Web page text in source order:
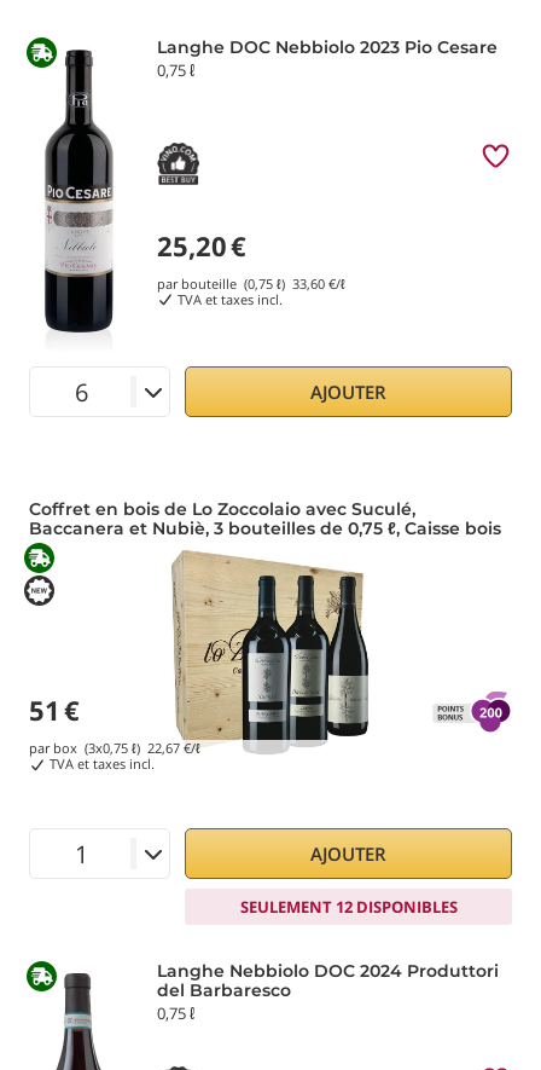
Langhe DOC Nebbiolo 2023 Pio Cesare
0,75 ℓ
25,20€
par bouteille (0,75 ℓ) 33,60 €/ℓ
TVA et taxes incl.
AJOUTER
Coffret en bois de Lo Zoccolaio avec Suculé,
Baccanera et Nubiè, 3 bouteilles de 0,75 ℓ, Caisse bois
51 €
par box (3x0,75 ℓ) 22,67 €/ℓ
TVA et taxes incl.
AJOUTER
SEULEMENT 12 DISPONIBLES
Langhe Nebbiolo DOC 2024 Produttori
del Barbaresco
0,75 ℓ